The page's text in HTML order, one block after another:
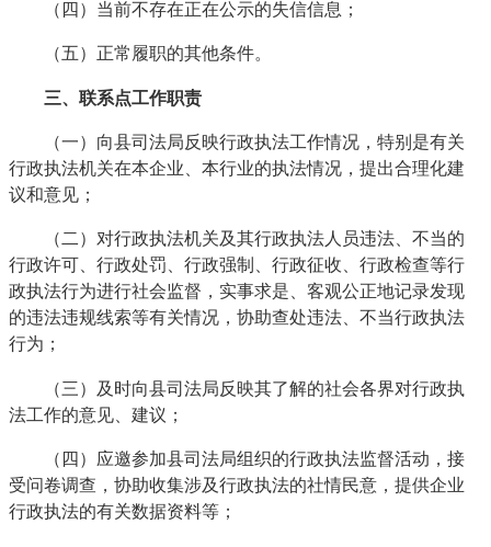
（四）当前不存在正在公示的失信信息；
（五）正常履职的其他条件。
三、联系点工作职责
（一）向县司法局反映行政执法工作情况，特别是有关
行政执法机关在本企业、本行业的执法情况，提出合理化建
议和意见；
（二）对行政执法机关及其行政执法人员违法、不当的
行政许可、行政处罚、行政强制、行政征收、行政检查等行
政执法行为进行社会监督，实事求是、客观公正地记录发现
的违法违规线索等有关情况，协助查处违法、不当行政执法
行为；
（三）及时向县司法局反映其了解的社会各界对行政执
法工作的意见、建议；
（四）应邀参加县司法局组织的行政执法监督活动，接
受问卷调查，协助收集涉及行政执法的社情民意，提供企业
行政执法的有关数据资料等；